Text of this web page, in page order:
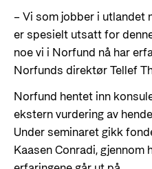
– Vi som jobber i
er spesielt utsatt for
noe vi i Norfund nå har
Norfunds direktør Tellef
Norfund hentet inn
ekstern vurdering av
Under seminaret gikk
Kaasen Conradi, gjennom